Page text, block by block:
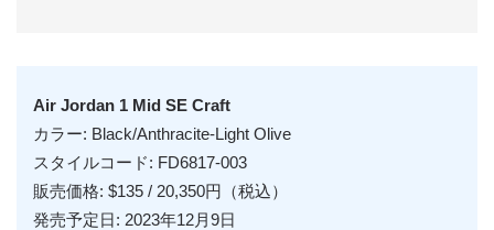
Air Jordan 1 Mid SE Craft
カラー: Black/Anthracite-Light Olive
スタイルコード: FD6817-003
販売価格: $135 / 20,350円（税込）
発売予定日: 2023年12月9日